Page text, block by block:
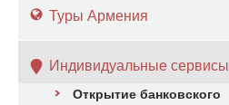
Туры Армения
Индивидуальные сервисы
Открытие банковского